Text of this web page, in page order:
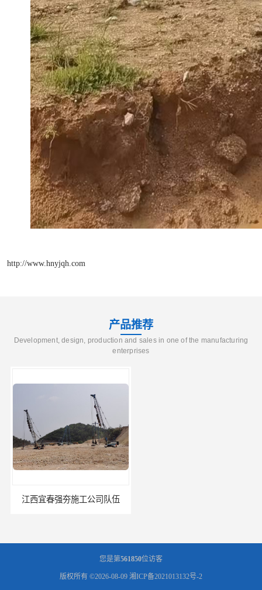
http://www.hnyjqh.com
产品推荐
Development, design, production and sales in one of the manufacturing
enterprises
江西宜春强夯施工公司队伍
您是第561850位访客
版权所有 ©2026-08-09 湘ICP备2021013132号-2